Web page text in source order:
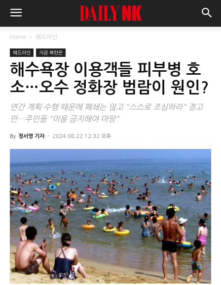
Home 헤드라인
헤드라인 지금 북한은
해수욕장 이용객들 피부병 호
소…오수 정화장 범람이 원인?
연간 계획 수행 때문에 폐쇄는 않고 "스스로 조심하라" 경고
만…주민들 "이용 금지해야 마땅"
By 정서영 기자 - 2024.08.22 12:32 오후